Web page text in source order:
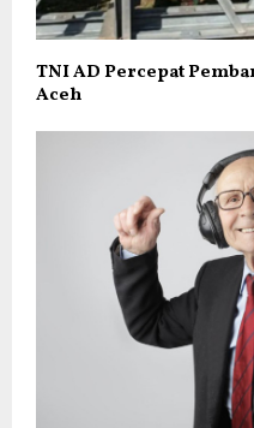
TNI AD Percepat
Aceh